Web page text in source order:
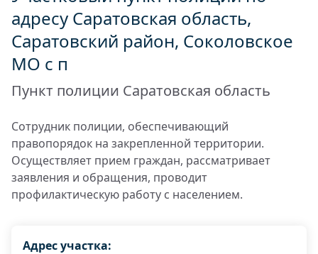
адресу Саратовская область,
Саратовский район, Соколовское
МО с п
Пункт полиции Саратовская область
Сотрудник полиции, обеспечивающий
правопорядок на закрепленной территории.
Осуществляет прием граждан, рассматривает
заявления и обращения, проводит
профилактическую работу с населением.
Адрес участка: